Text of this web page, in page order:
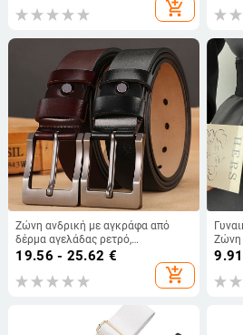
add_shopping_cart
Ζώνη ανδρική με αγκράφα από
δέρμα αγελάδας ρετρό,
εκτεταμένη, μεγάλα μεγέθη 150cm
και 170cm, κατασκευαστές ζωνών
χονδρικής
19.56 - 25.62 €
add_shopping_cart
Ζώνη
από
9.91